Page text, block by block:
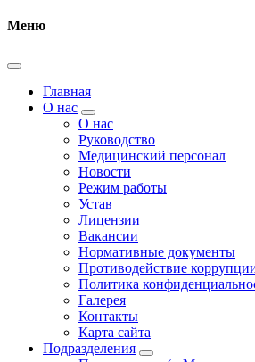
Меню
Главная
О нас
О нас
Руководство
Медицинский персонал
Новости
Режим работы
Устав
Лицензии
Вакансии
Нормативные документы
Противодействие
Политика
Галерея
Контакты
Карта сайта
Подразделения